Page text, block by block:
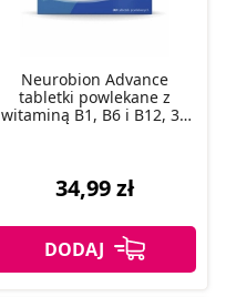
Neurobion Advance
tabletki powlekane z
witaminą B1, B6 i B12, 30
34,99 zł